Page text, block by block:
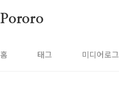
Pororo
홈 태그 미디어로그